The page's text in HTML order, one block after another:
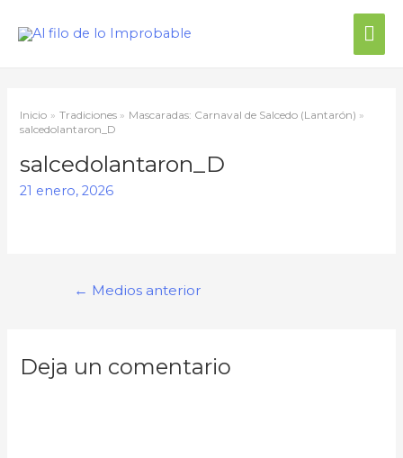
Inicio Tradiciones
Mascaradas: Carnaval de Salcedo (Lantarón)
salcedolantaron_D
salcedolantaron_D
21 enero, 2026
← Medios anterior
Deja un comentario